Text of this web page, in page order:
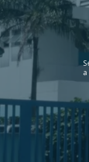
a